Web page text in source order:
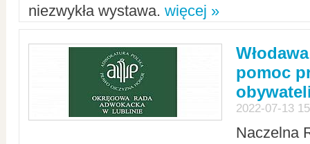
niezwykła wystawa. więcej »
pomoc
2022-07-13
Naczelna